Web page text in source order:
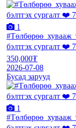
1
бэлтгэх сургалт ❤️
350,000₮
2026-07-08
Бусад зарууд
1